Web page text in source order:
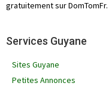
gratuitement sur DomTomFr.
Services Guyane
Sites Guyane
Petites Annonces